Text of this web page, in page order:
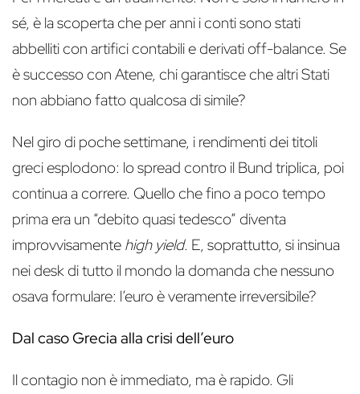
sé, è la scoperta che per anni i conti sono stati
abbelliti con artifici contabili e derivati off-balance. Se
è successo con Atene, chi garantisce che altri Stati
non abbiano fatto qualcosa di simile?
Nel giro di poche settimane, i rendimenti dei titoli
greci esplodono: lo spread contro il Bund triplica, poi
continua a correre. Quello che fino a poco tempo
prima era un “debito quasi tedesco” diventa
improvvisamente high yield. E, soprattutto, si insinua
nei desk di tutto il mondo la domanda che nessuno
osava formulare: l’euro è veramente irreversibile?
Dal caso Grecia alla crisi dell’euro
Il contagio non è immediato, ma è rapido. Gli